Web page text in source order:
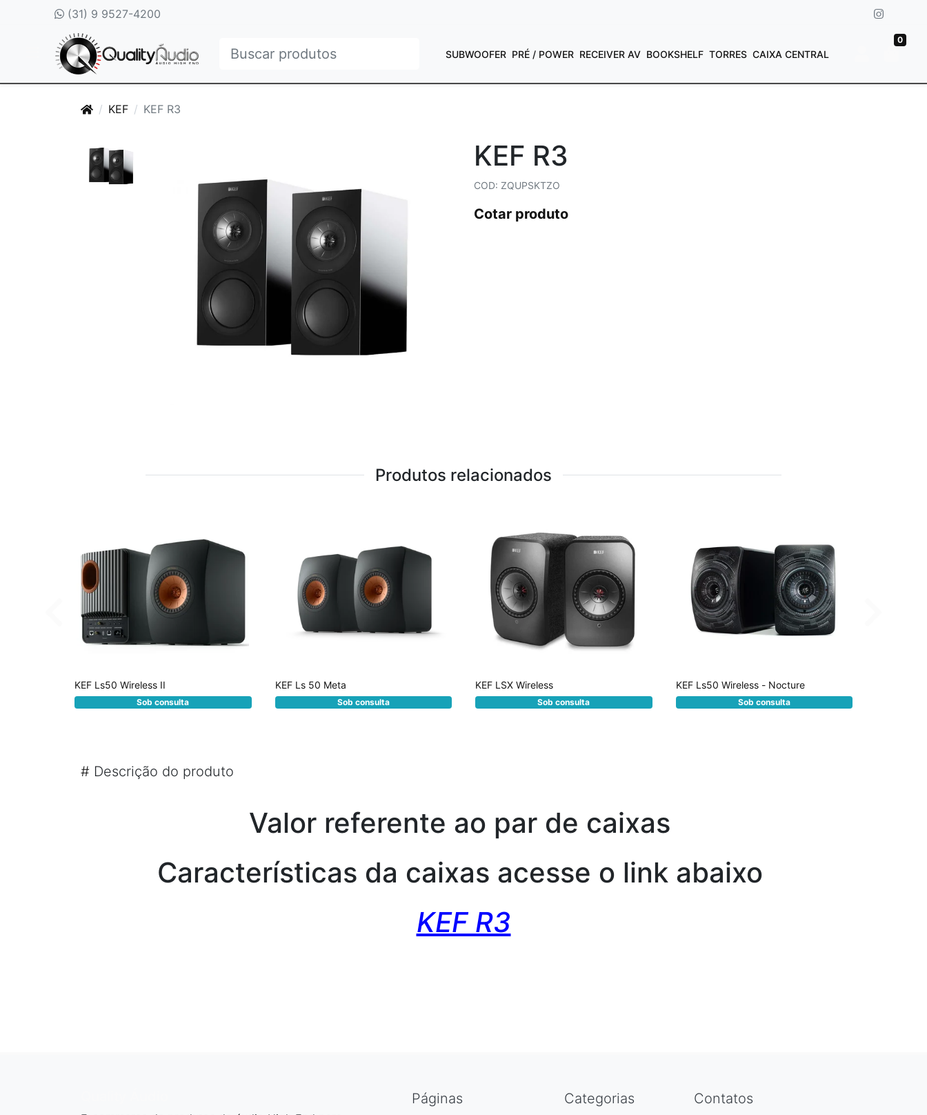
(31) 9 9527-4200
0
SUBWOOFER PRÉ / POWER RECEIVER AV BOOKSHELF TORRES CAIXA CENTRAL
KEF KEF R3
KEF R3
COD: ZQUPSKTZO
Cotar produto
Produtos relacionados
KEF Ls50 Wireless II
Sob consulta
KEF Ls 50 Meta
Sob consulta
KEF LSX Wireless
Sob consulta
KEF Ls50 Wireless - Nocture
Sob consulta
# Descrição do produto
Valor referente ao par de caixas
Características da caixas acesse o link abaixo
KEF R3
Contatos
Páginas Categorias